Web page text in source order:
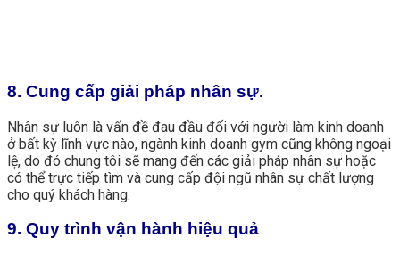
8. Cung cấp giải pháp nhân sự.
Nhân sự luôn là vấn đề đau đầu đối với người làm kinh doanh
ở bất kỳ lĩnh vực nào, ngành kinh doanh gym cũng không ngoại
lệ, do đó chung tôi sẽ mang đến các giải pháp nhân sự hoặc
có thể trực tiếp tìm và cung cấp đội ngũ nhân sự chất lượng
cho quý khách hàng.
9. Quy trình vận hành hiệu quả